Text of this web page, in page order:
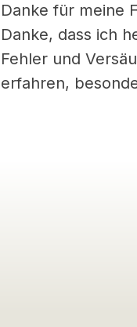
Danke für meine
Danke, dass ich
Fehler und
erfahren,